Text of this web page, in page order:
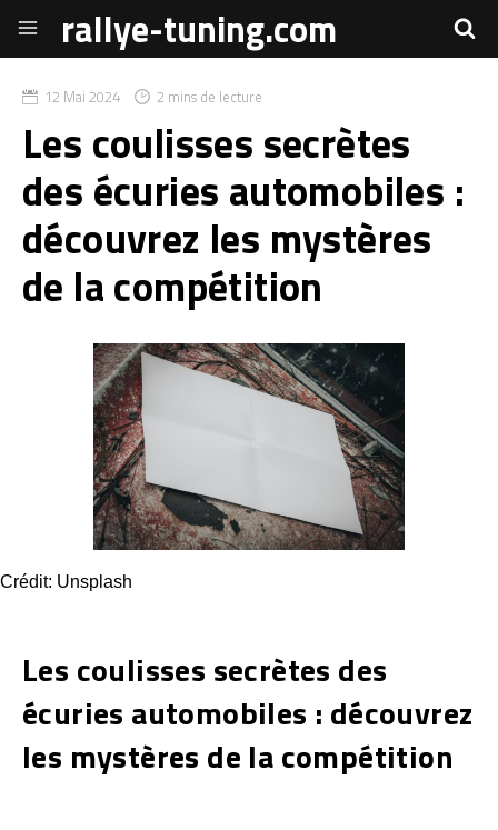
rallye-tuning.com
12 Mai 2024 2 mins de lecture
Les coulisses secrètes
des écuries automobiles :
découvrez les mystères
de la compétition
Crédit: Unsplash
Les coulisses secrètes des
écuries automobiles : découvrez
les mystères de la compétition